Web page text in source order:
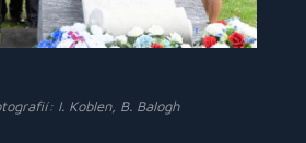
I. Koblen, B. Balogh